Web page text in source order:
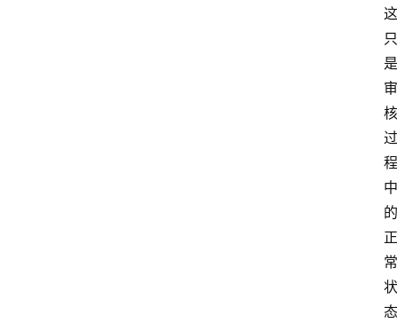
这
只
是
审
核
过
程
中
的
正
常
状
态